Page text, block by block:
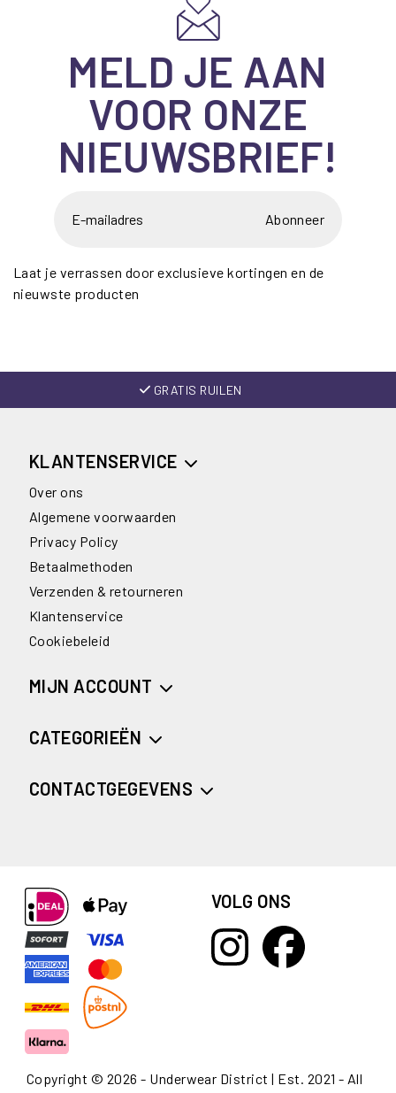
MELD JE AAN
VOOR ONZE
NIEUWSBRIEF!
Abonneer
Laat je verrassen door exclusieve kortingen en de
nieuwste producten
GRATIS RUILEN
KLANTENSERVICE
Over ons
Algemene voorwaarden
Privacy Policy
Betaalmethoden
Verzenden & retourneren
Klantenservice
Cookiebeleid
MIJN ACCOUNT
CATEGORIEËN
CONTACTGEGEVENS
VOLG ONS
Copyright © 2026 - Underwear District | Est. 2021 - All